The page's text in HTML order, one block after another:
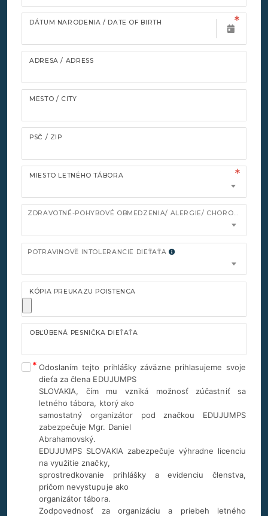
DÁTUM NARODENIA / DATE OF BIRTH
ADRESA / ADRESS
MESTO / CITY
PSČ / ZIP
MIESTO LETNÉHO TÁBORA
ZDRAVOTNÉ-POHYBOVÉ OBMEDZENIA/ ALERGIE/ CHOROBY
POTRAVINOVĚ INTOLERANCIE DIEŤAŤA
KÓPIA PREUKAZU POISTENCA
OBĽÚBENÁ PESNIČKA DIEŤAŤA
Odoslaním tejto prihlášky záväzne prihlasujeme svoje
dieťa za člena EDUJUMPS
SLOVAKIA, čím mu vzniká možnosť zúčastniť sa
letného tábora, ktorý ako
samostatný organizátor pod značkou EDUJUMPS
zabezpečuje Mgr. Daniel
Abrahamovský.
EDUJUMPS SLOVAKIA zabezpečuje výhradne licenciu
na využitie značky,
sprostredkovanie prihlášky a evidenciu členstva,
pričom nevystupuje ako
organizátor tábora.
Zodpovednosť za organizáciu a priebeh letného